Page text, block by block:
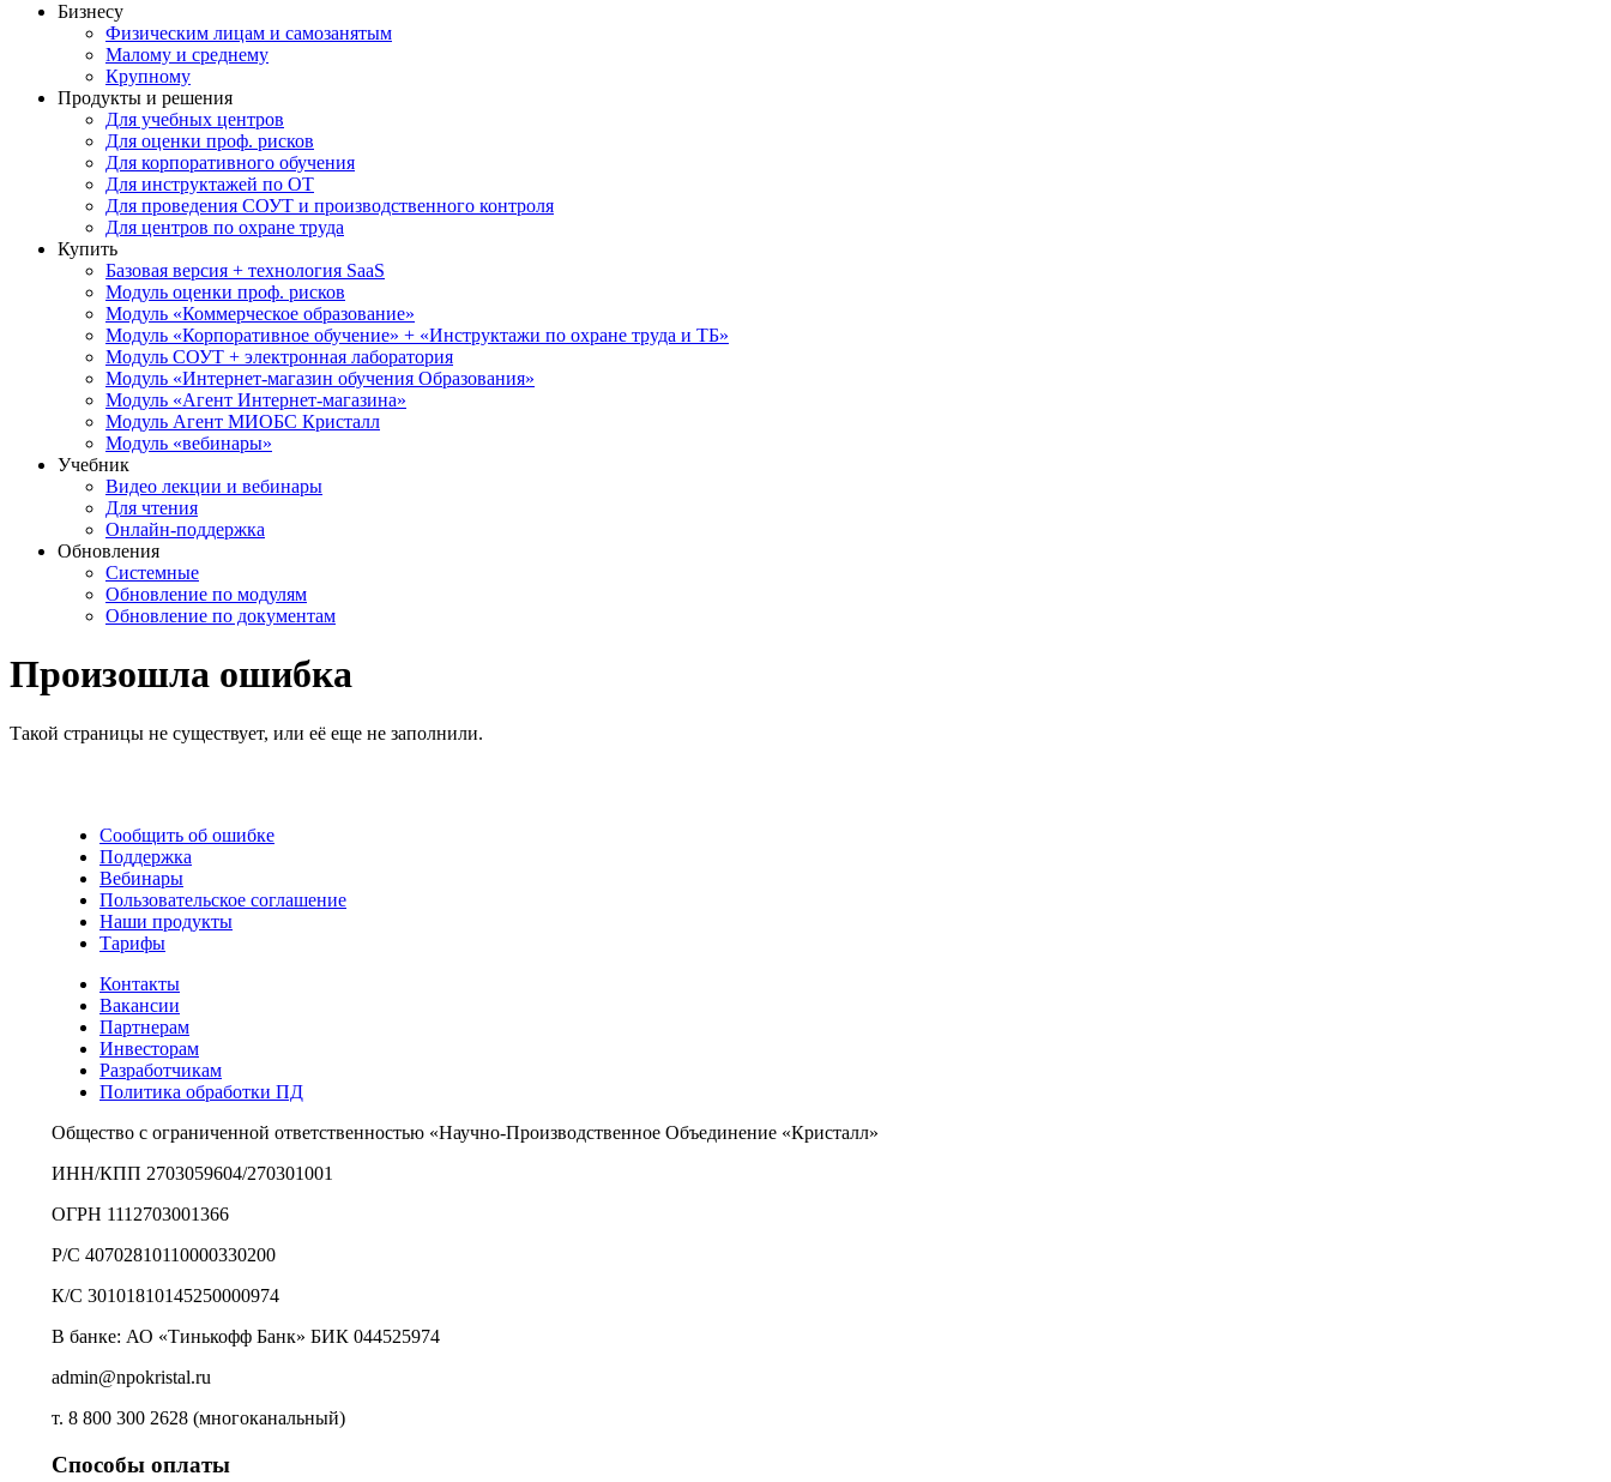
Бизнесу
Физическим лицам и самозанятым
Малому и среднему
Крупному
Продукты и решения
Для учебных центров
Для оценки проф. рисков
Для корпоративного обучения
Для инструктажей по ОТ
Для проведения СОУТ и производственного контроля
Для центров по охране труда
Купить
Базовая версия + технология SaaS
Модуль оценки проф. рисков
Модуль «Коммерческое образование»
Модуль «Корпоративное обучение» + «Инструктажи по охране труда и ТБ»
Модуль СОУТ + электронная лаборатория
Модуль «Интернет-магазин обучения Образования»
Модуль «Агент Интернет-магазина»
Модуль Агент МИОБС Кристалл
Модуль «вебинары»
Учебник
Видео лекции и вебинары
Для чтения
Онлайн-поддержка
Обновления
Системные
Обновление по модулям
Обновление по документам
Произошла ошибка
Такой страницы не существует, или её еще не заполнили.
Сообщить об ошибке
Поддержка
Вебинары
Пользовательское соглашение
Наши продукты
Тарифы
Контакты
Вакансии
Партнерам
Инвесторам
Разработчикам
Политика обработки ПД
Общество с ограниченной ответственностью «Научно-Производственное Объединение «Кристалл»
ИНН/КПП 2703059604/270301001
ОГРН 1112703001366
Р/С 40702810110000330200
К/С 30101810145250000974
В банке: АО «Тинькофф Банк» БИК 044525974
admin@npokristal.ru
т. 8 800 300 2628 (многоканальный)
Способы оплаты